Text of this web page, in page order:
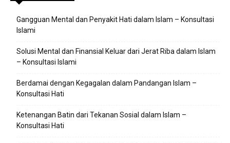
Gangguan Mental dan Penyakit Hati dalam Islam – Konsultasi
Islami
Solusi Mental dan Finansial Keluar dari Jerat Riba dalam Islam
– Konsultasi Islami
Berdamai dengan Kegagalan dalam Pandangan Islam –
Konsultasi Hati
Ketenangan Batin dari Tekanan Sosial dalam Islam –
Konsultasi Hati